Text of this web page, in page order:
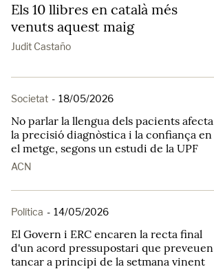
Els 10 llibres en català més
venuts aquest maig
Judit Castaño
Societat - 18/05/2026
No parlar la llengua dels pacients afecta
la precisió diagnòstica i la confiança en
el metge, segons un estudi de la UPF
ACN
Política - 14/05/2026
El Govern i ERC encaren la recta final
d'un acord pressupostari que preveuen
tancar a principi de la setmana vinent